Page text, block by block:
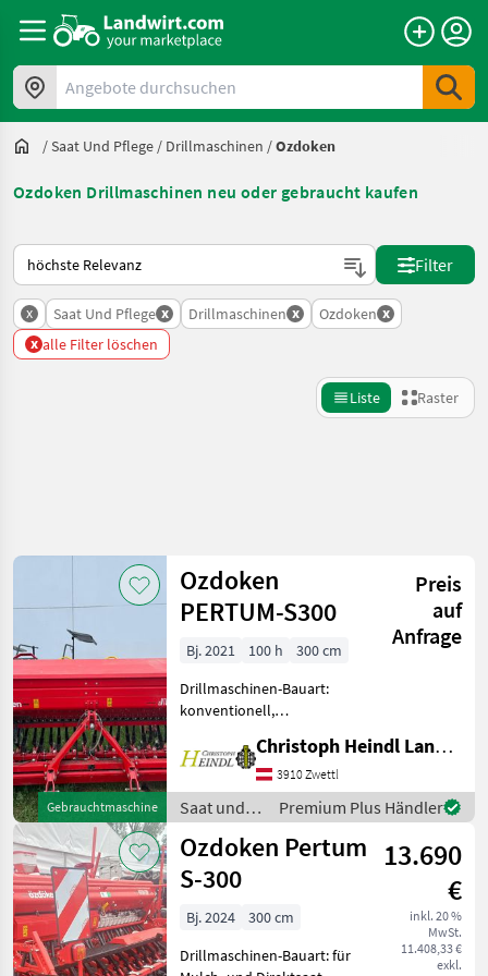
Angebote durchsuchen
/Saat Und Pflege / Drillmaschinen /Ozdoken
Ozdoken Drillmaschinen neu oder gebraucht kaufen
So wird auf Landwirt.com sortiert
Filter
x Saat Und Pflege x Drillmaschinen x Ozdoken x
x alle Filter löschen
Liste Raster
Kategorie 4 Land Filter
AKTUELLER
PFAD
Landtechnik
Saat
Und
Pflege
Drillmaschinen
Ozdoken
KATEGORIE
WÄHLEN
Ozdoken
Zurücksetzen
13
Ergebnisse
anzeigen
Gebrauchtmaschine
Ozdoken
PERTUM-S300
Preis
auf
Anfrage
Bj. 2021 100 h
300 cm
Drillmaschinen-Bauart:
konventionell,
Extrastriegel, Spuranreisser
Özdöken Pertum-S300 +
Baujahr 2021 +
Arbeitsbreite 3m + 24
Reihen somit 12, 5
Christoph Heindl Landtechnik GmbH, Waldviertel
3910 Zwettl
Saat und
Pflege /
Ozdoken
Premium Plus Händler
Ozdoken Pertum
S-300
13.690
€
inkl. 20 %
MwSt.
11.408,33 €
exkl.
Bj. 2024
300 cm
Drillmaschinen-Bauart: für